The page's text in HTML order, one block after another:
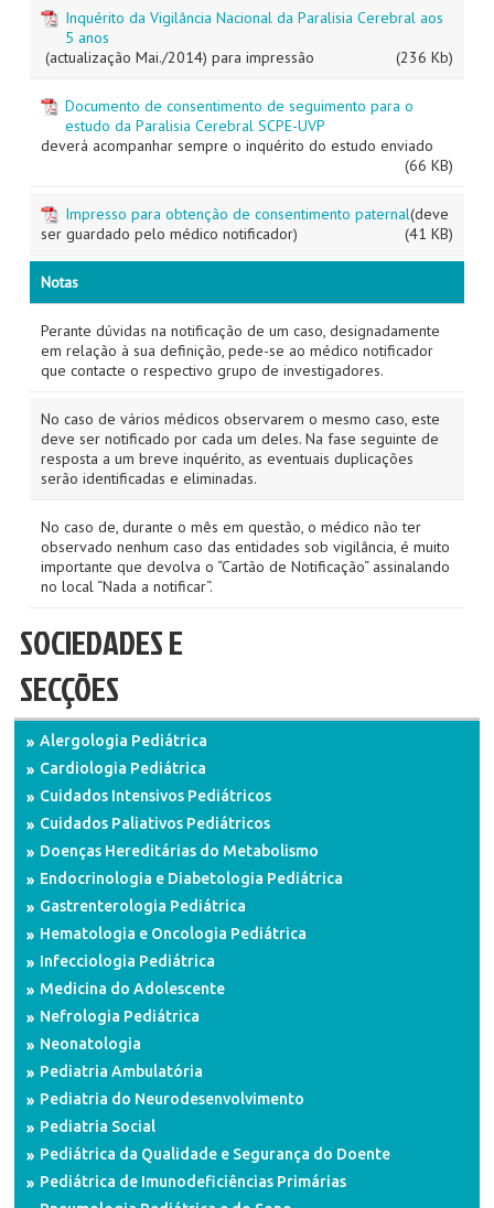
Inquérito da Vigilância Nacional da Paralisia Cerebral aos
5 anos
(actualização Mai./2014) para impressão
(236 Kb)
Documento de consentimento de seguimento para o
estudo da Paralisia Cerebral SCPE-UVP
deverá acompanhar sempre o inquérito do estudo enviado
(66 KB)
Impresso para obtenção de consentimento paternal(deve
ser guardado pelo médico notificador)
(41 KB)
Notas
Perante dúvidas na notificação de um caso, designadamente
em relação à sua definição, pede-se ao médico notificador
que contacte o respectivo grupo de investigadores.
No caso de vários médicos observarem o mesmo caso, este
deve ser notificado por cada um deles. Na fase seguinte de
resposta a um breve inquérito, as eventuais duplicações
serão identificadas e eliminadas.
No caso de, durante o mês em questão, o médico não ter
observado nenhum caso das entidades sob vigilância, é muito
importante que devolva o “Cartão de Notificação“ assinalando
no local “Nada a notificar“.
SOCIEDADES E
SECÇÕES
Alergologia Pediátrica
Cardiologia Pediátrica
Cuidados Intensivos Pediátricos
Cuidados Paliativos Pediátricos
Doenças Hereditárias do Metabolismo
Endocrinologia e Diabetologia Pediátrica
Gastrenterologia Pediátrica
Hematologia e Oncologia Pediátrica
Infecciologia Pediátrica
Medicina do Adolescente
Nefrologia Pediátrica
Neonatologia
Pediatria Ambulatória
Pediatria do Neurodesenvolvimento
Pediatria Social
Pediátrica da Qualidade e Segurança do Doente
Pediátrica de Imunodeficiências Primárias